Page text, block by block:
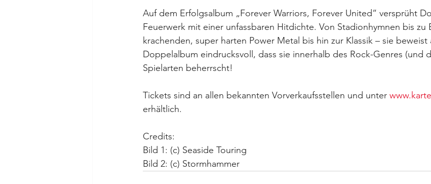
Auf dem Erfolgsalbum „Forever Warriors, Forever United“ versprüht
Feuerwerk mit einer unfassbaren Hitdichte. Von Stadionhymnen bis zu
krachenden, super harten Power Metal bis hin zur Klassik – sie beweist
Doppelalbum eindrucksvoll, dass sie innerhalb des Rock-Genres (und
Spielarten beherrscht!
Tickets sind an allen bekannten Vorverkaufsstellen und unter
erhältlich.
Credits:
Bild 1: (c) Seaside Touring
Bild 2: (c) Stormhammer